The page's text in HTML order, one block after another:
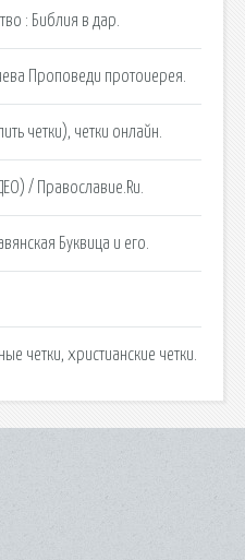
: Библия в дар.
Проповеди протоиерея.
четки), четки онлайн.
/ Православие.Ru.
Буквица и его.
четки, христианские четки.